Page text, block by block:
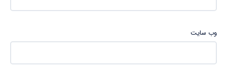
وب‌ سایت